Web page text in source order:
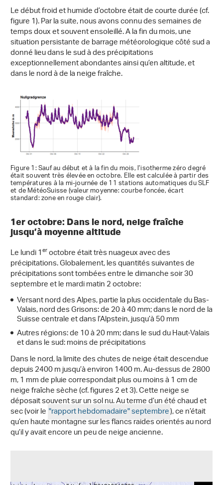
Le début froid et humide d’octobre était de courte durée (cf.
figure 1). Par la suite, nous avons connu des semaines de
temps doux et souvent ensoleillé. A la fin du mois, une
situation persistante de barrage météorologique côté sud a
donné lieu dans le sud à des précipitations
exceptionnellement abondantes ainsi qu’en altitude, et
dans le nord à de la neige fraîche.
Figure 1: Sauf au début et à la fin du mois, l’isotherme zéro degré
était souvent très élevée en octobre. Elle est calculée à partir des
températures à la mi-journée de 11 stations automatiques du SLF
et de MétéoSuisse (valeur moyenne: courbe foncée, écart
standard: zone en rouge clair).
1er octobre: Dans le nord, neige fraîche
jusqu’à moyenne altitude
Le lundi 1eroctobre était très nuageux avec des
précipitations. Globalement, les quantités suivantes de
précipitations sont tombées entre le dimanche soir 30
septembre et le mardi matin 2 octobre:
Versant nord des Alpes, partie la plus occidentale du Bas-
Valais, nord des Grisons: de 20 à 40 mm; dans le nord de la
Suisse centrale et dans l’Alpstein, jusqu’à 50 mm
Autres régions: de 10 à 20 mm; dans le sud du Haut-Valais
et dans le sud: moins de précipitations
Dans le nord, la limite des chutes de neige était descendue
depuis 2400 m jusqu’à environ 1400 m. Au-dessus de 2800
m, 1 mm de pluie correspondait plus ou moins à 1 cm de
neige fraîche sèche (cf. figures 2 et 3). Cette neige se
déposait souvent sur un sol nu. Au terme d’un été chaud et
sec (voir le"rapport hebdomadaire" septembre), ce n’était
qu’en haute montagne sur les flancs raides orientés au nord
qu’il y avait encore un peu de neige ancienne.